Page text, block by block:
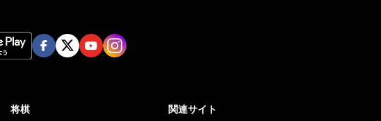
将棋 関連サイト